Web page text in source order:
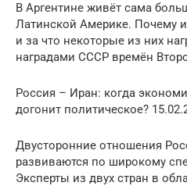
В Аргентине живёт сама
Латинской Америке. Почему
и за что некоторые из них
наградами СССР времён
Россия – Иран: когда
догонит политическое?
Двусторонние отношения
развиваются по широкому
Эксперты из двух стран в